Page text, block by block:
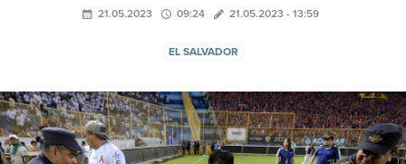
21.05.2023 09:24 21.05.2023 - 13:59
EL SALVADOR